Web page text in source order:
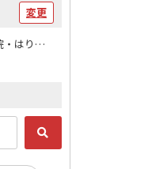
変更
病院・歯科・薬局・鍼灸・整骨院・はりマッサージ / 病院